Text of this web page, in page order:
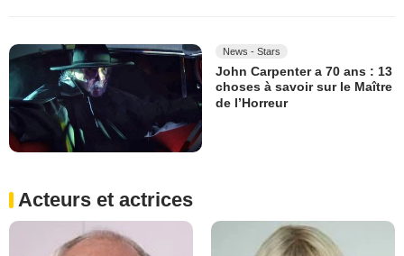
News - Stars
John Carpenter a 70 ans : 13
choses à savoir sur le Maître
de l’Horreur
Acteurs et actrices